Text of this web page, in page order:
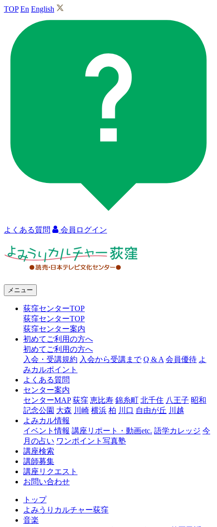
TOP En English
よくある質問 会員ログイン
ャ
窪
メニュー
荻窪センターTOP
荻窪センターTOP
荻窪センター案内
初めてご利用の方へ
初めてご利用の方へ
入会・受講規約 入会から受講まで Q & A 会員優待 よ
みカルポイント
よくある質問
センター案内
センターMAP 荻窪 恵比寿 錦糸町 北千住 八王子 昭和
記念公園 大森 川崎 横浜 柏 川口 自由が丘 川越
よみカル情報
イベント情報 講座リポート・動画etc. 語学カレッジ 今
月の占い ワンポイント写真塾
講座検索
講師募集
講座リクエスト
お問い合わせ
トップ
よみうりカルチャー荻窪
音楽